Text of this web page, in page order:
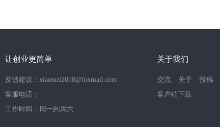
让创业更简单
反馈建议：xiaotuzi2018@foxmail.com
客服电话：
工作时间：周一到周六
关于我们
交流 关于
投稿
客户端下载